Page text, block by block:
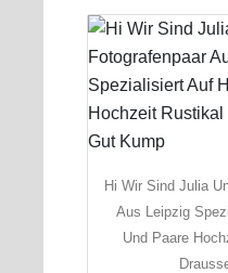
Hi Wir Sind Julia
Aus Leipzig
Und Paare